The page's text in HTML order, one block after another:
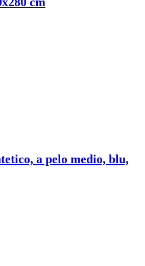
a pelo medio, blu,